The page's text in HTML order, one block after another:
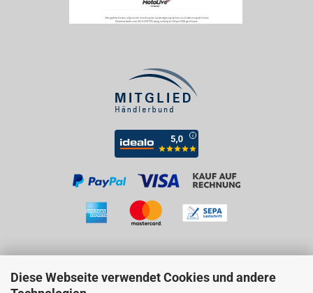
Diese Webseite verwendet Cookies und andere
Besuchen Sie uns auf Facebook!